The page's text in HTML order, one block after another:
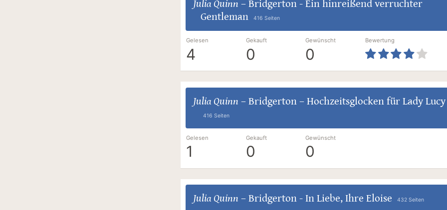
Julia Quinn – Bridgerton - Ein hinreißend verruchter
Gentleman
416 Seiten
Gelesen
4
Gekauft
0
Gewünscht
0
Bewertung
Julia Quinn – Bridgerton – Hochzeitsglocken für Lady Lucy
416 Seiten
Gelesen
1
Gekauft
0
Gewünscht
0
Julia Quinn – Bridgerton - In Liebe, Ihre Eloise 432 Seiten